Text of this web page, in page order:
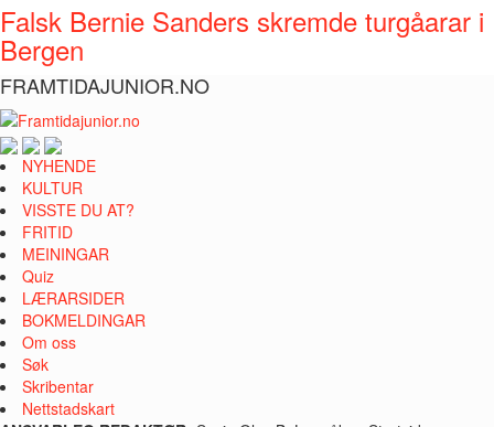
Falsk Bernie Sanders skremde turgåarar i
Bergen
FRAMTIDAJUNIOR.NO
NYHENDE
KULTUR
VISSTE DU AT?
FRITID
MEININGAR
Quiz
LÆRARSIDER
BOKMELDINGAR
Om oss
Søk
Skribentar
Nettstadskart